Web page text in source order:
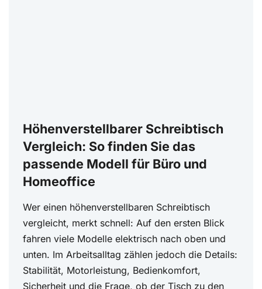
Höhenverstellbarer Schreibtisch
Vergleich: So finden Sie das
passende Modell für Büro und
Homeoffice
Wer einen höhenverstellbaren Schreibtisch
vergleicht, merkt schnell: Auf den ersten Blick
fahren viele Modelle elektrisch nach oben und
unten. Im Arbeitsalltag zählen jedoch die Details:
Stabilität, Motorleistung, Bedienkomfort,
Sicherheit und die Frage, ob der Tisch zu den